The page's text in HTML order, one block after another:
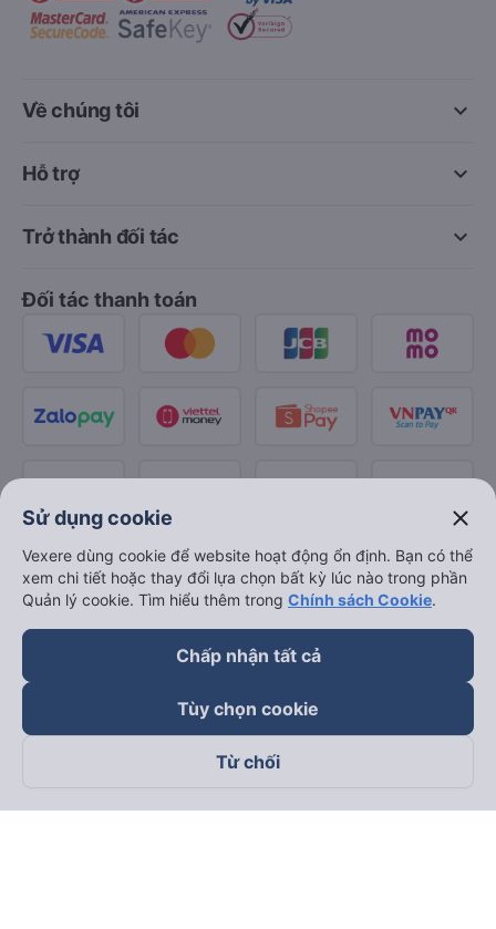
keyboard_arrow_down
Về chúng tôi
keyboard_arrow_down
Hỗ trợ
keyboard_arrow_down
Trở thành đối tác
Đối tác thanh toán
Theo dõi chúng tôi trên
Sử dụng cookie close
Vexere dùng cookie để website hoạt động ổn định. Bạn có thể
xem chi tiết hoặc thay đổi lựa chọn bất kỳ lúc nào trong phần
Quản lý cookie. Tìm hiểu thêm trong Chính sách Cookie.
Chấp nhận tất cả
Tùy chọn cookie
Từ chối